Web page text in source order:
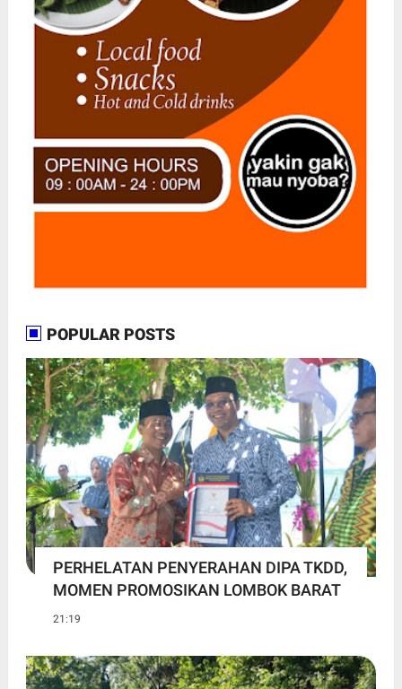
POPULAR POSTS
PERHELATAN PENYERAHAN DIPA TKDD,
MOMEN PROMOSIKAN LOMBOK BARAT
21:19